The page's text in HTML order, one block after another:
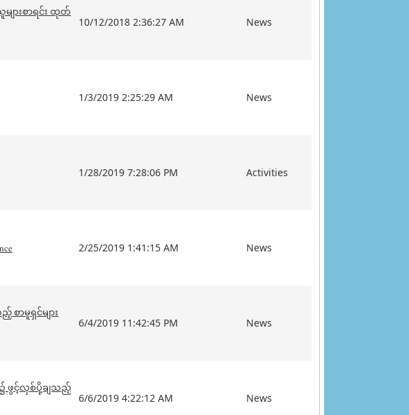
ားစာရင်း ထုတ်
10/12/2018 2:36:27 AM News
1/3/2019 2:25:29 AM News
1/28/2019 7:28:06 PM Activities
2/25/2019 1:41:15 AM News
စာမူရှင်များ
6/4/2019 11:42:45 PM News
လ်၌ ဖွင့်လှစ်ပို့ချသည့်
6/6/2019 4:22:12 AM News